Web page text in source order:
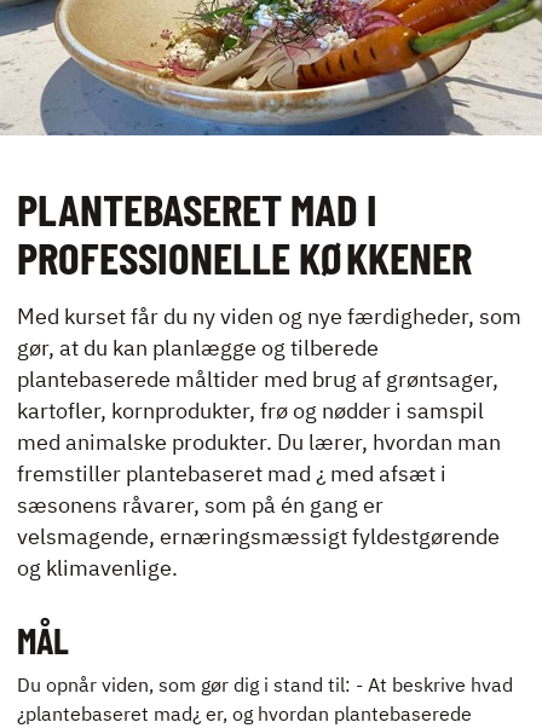
EVENTS
VIRKSOMHEDS­
KONTAKT
NYHEDER
JOBBØRS
FOR VIRKSOMHEDER
ELEVINTRA (LOGIN)
TIDLIGERE ELEV
ENGLISH
PLANTEBASERET MAD I
PROFESSIONELLE KØKKENER
Med kurset får du ny viden og nye færdigheder, som
gør, at du kan planlægge og tilberede
plantebaserede måltider med brug af grøntsager,
kartofler, kornprodukter, frø og nødder i samspil
med animalske produkter. Du lærer, hvordan man
fremstiller plantebaseret mad ¿ med afsæt i
sæsonens råvarer, som på én gang er
velsmagende, ernæringsmæssigt fyldestgørende
og klimavenlige.
MÅL
Du opnår viden, som gør dig i stand til: - At beskrive hvad
¿plantebaseret mad¿ er, og hvordan plantebaserede